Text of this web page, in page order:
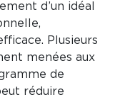
d’un idéal
Plusieurs
menées aux
de
réduire